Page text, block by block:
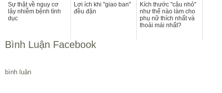
Sự thật về nguy cơ
lây nhiễm bệnh tình
dục
Lợi ích khi "giao ban"
đều đặn
Kích thước "cậu nhỏ"
như thế nào làm cho
phụ nữ thích nhất và
thoải mái nhất?
Bình Luận Facebook
bình luận